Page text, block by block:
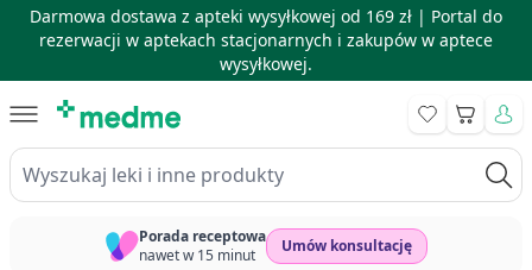
Darmowa dostawa z apteki wysyłkowej od 169 zł | Portal do
rezerwacji w aptekach stacjonarnych i zakupów w aptece
wysyłkowej.
Wyszukaj leki i inne produkty
Koszyk
Porada receptowa
nawet w 15 minut
Umów konsultację